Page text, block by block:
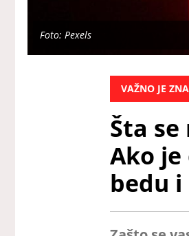
Foto: Pexels
VAŽNO JE
Šta
Ako
bedu